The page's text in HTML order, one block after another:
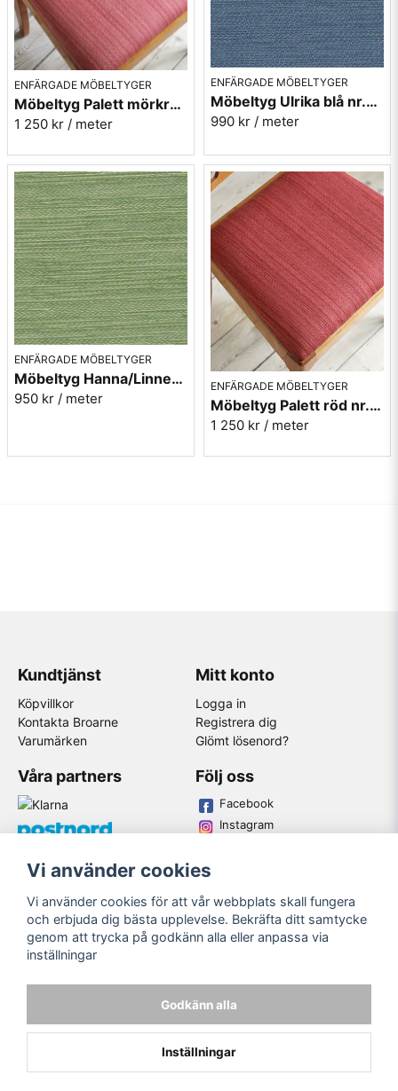
ENFÄRGADE MÖBELTYGER
Möbeltyg Palett mörkrosa nr.31 - Carl Malmstens-kvalitet
1 250 kr / meter
ENFÄRGADE MÖBELTYGER
Möbeltyg Ulrika blå nr.51 - Carl Malmstens-kvalitet
990 kr / meter
ENFÄRGADE MÖBELTYGER
Möbeltyg Hanna/Linnea grön melerad nr.75 - Carl Malmstens-kvalitet
950 kr / meter
ENFÄRGADE MÖBELTYGER
Möbeltyg Palett röd nr.30 - Carl Malmstens-kvalitet
1 250 kr / meter
Kundtjänst
Köpvillkor
Kontakta Broarne
Varumärken
Mitt konto
Logga in
Registrera dig
Glömt lösenord?
Våra partners Följ oss
Facebook
Instagram
© Copyright
Vi använder cookies
Vi använder cookies för att vår webbplats skall fungera
och erbjuda dig bästa upplevelse. Bekräfta ditt samtycke
genom att trycka på godkänn alla eller anpassa via
inställningar
Godkänn alla
Inställningar